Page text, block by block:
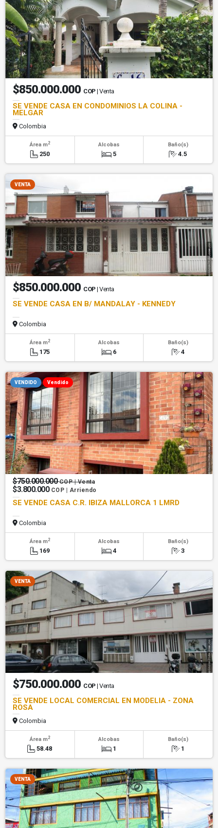
$850.000.000 COP | Venta
SE VENDE CASA EN CONDOMINIOS LA COLINA -
MELGAR
Colombia
Área m2
250
Alcobas
5
Baño(s)
4.5
VENTA
$850.000.000 COP | Venta
SE VENDE CASA EN B/ MANDALAY - KENNEDY
Colombia
Área m2
175
Alcobas
6
Baño(s)
4
VENDIDO Vendido
$750.000.000COP | Venta
$3.800.000 COP | Arriendo
SE VENDE CASA C.R. IBIZA MALLORCA 1 LMRD
Colombia
Área m2
169
Alcobas
4
Baño(s)
3
VENTA
$750.000.000 COP | Venta
SE VENDE LOCAL COMERCIAL EN MODELIA - ZONA
ROSA
Colombia
Área m2
58.48
Alcobas
1
Baño(s)
1
VENTA